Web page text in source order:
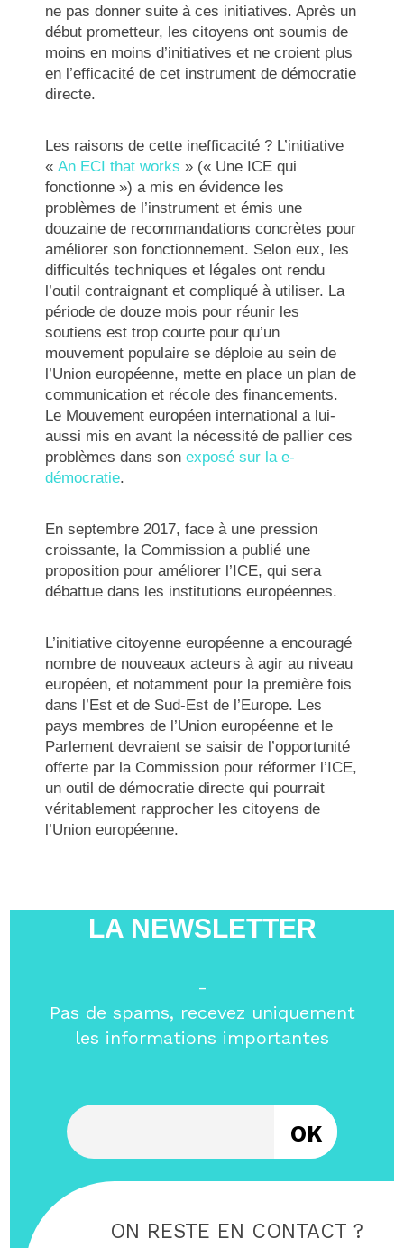
ne pas donner suite à ces initiatives. Après un
début prometteur, les citoyens ont soumis de
moins en moins d’initiatives et ne croient plus
en l’efficacité de cet instrument de démocratie
directe.
Les raisons de cette inefficacité ? L’initiative
«An ECI that works» (« Une ICE qui
fonctionne ») a mis en évidence les
problèmes de l’instrument et émis une
douzaine de recommandations concrètes pour
améliorer son fonctionnement. Selon eux, les
difficultés techniques et légales ont rendu
l’outil contraignant et compliqué à utiliser. La
période de douze mois pour réunir les
soutiens est trop courte pour qu’un
mouvement populaire se déploie au sein de
l’Union européenne, mette en place un plan de
communication et récole des financements.
Le Mouvement européen international a lui-
aussi mis en avant la nécessité de pallier ces
problèmes dans sonexposé sur la e-
démocratie.
En septembre 2017, face à une pression
croissante, la Commission a publié une
proposition pour améliorer l’ICE, qui sera
débattue dans les institutions européennes.
L’initiative citoyenne européenne a encouragé
nombre de nouveaux acteurs à agir au niveau
européen, et notamment pour la première fois
dans l’Est et de Sud-Est de l’Europe. Les
pays membres de l’Union européenne et le
Parlement devraient se saisir de l’opportunité
offerte par la Commission pour réformer l’ICE,
un outil de démocratie directe qui pourrait
véritablement rapprocher les citoyens de
l’Union européenne.
LA NEWSLETTER
-
Pas de spams, recevez uniquement
les informations importantes
ON RESTE EN CONTACT ?